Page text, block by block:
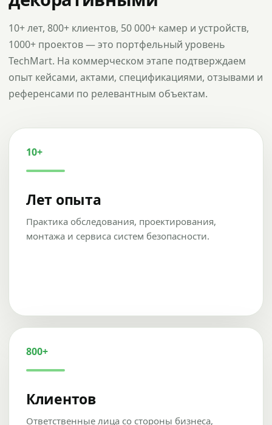
10+ лет, 800+ клиентов, 50 000+ камер и устройств,
1000+ проектов — это портфельный уровень
TechMart. На коммерческом этапе подтверждаем
опыт кейсами, актами, спецификациями, отзывами и
референсами по релевантным объектам.
10+
Лет опыта
Практика обследования, проектирования,
монтажа и сервиса систем безопасности.
800+
Клиентов
Ответственные лица со стороны бизнеса,